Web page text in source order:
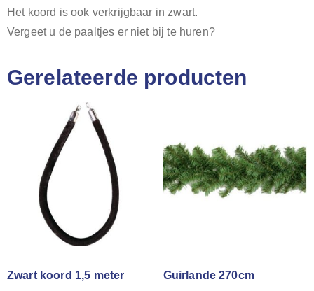
Het koord is ook verkrijgbaar in zwart.
Vergeet u de paaltjes er niet bij te huren?
Gerelateerde producten
Zwart koord 1,5 meter Guirlande 270cm